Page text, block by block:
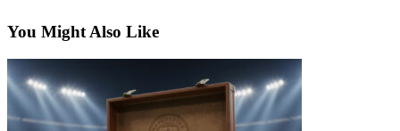
You Might Also Like